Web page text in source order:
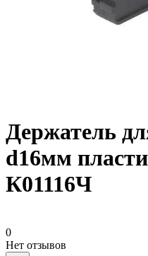
Держатель
d16мм
К01116Ч
0
Нет отзывов